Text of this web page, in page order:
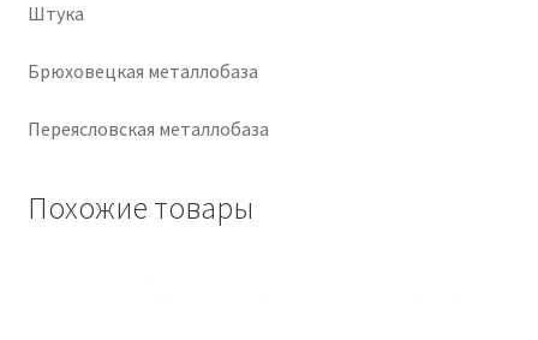
Штука
Брюховецкая металлобаза
Переясловская металлобаза
Похожие товары